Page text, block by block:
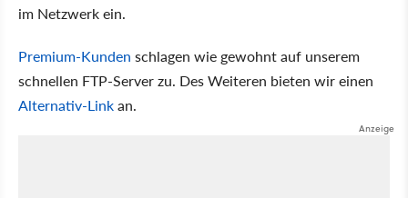
im Netzwerk ein.
Premium-Kunden schlagen wie gewohnt auf unserem
schnellen FTP-Server zu. Des Weiteren bieten wir einen
Alternativ-Linkan.